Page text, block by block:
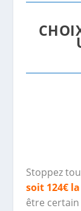
Stoppez
soit 124€
être certain